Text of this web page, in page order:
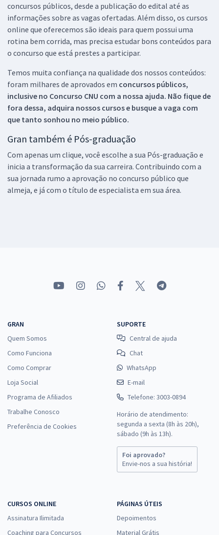
concursos públicos, desde a publicação do edital até as
informações sobre as vagas ofertadas. Além disso, os cursos
online que oferecemos são ideais para quem possui uma
rotina bem corrida, mas precisa estudar bons conteúdos para
o concurso que está prestes a participar.
Temos muita confiança na qualidade dos nossos conteúdos:
foram milhares de aprovados em concursos públicos,
inclusive no Concurso CNU com a nossa ajuda. Não fique de
fora dessa, adquira nossos cursos e busque a vaga com
que tanto sonhou no meio público.
Gran também é Pós-graduação
Com apenas um clique, você escolhe a sua Pós-graduação e
inicia a transformação da sua carreira. Contribuindo com a
sua jornada rumo a aprovação no concurso público que
almeja, e já com o título de especialista em sua área.
GRAN
Quem Somos
Como Funciona
Como Comprar
Loja Social
Programa de Afiliados
Trabalhe Conosco
Preferência de Cookies
SUPORTE
Central de ajuda
Chat
WhatsApp
E-mail
Telefone: 3003-0894
Horário de atendimento:
segunda a sexta (8h às 20h),
sábado (9h às 13h).
Foi aprovado?
Envie-nos a sua história!
CURSOS ONLINE
Assinatura Ilimitada
Coaching para Concursos
PÁGINAS ÚTEIS
Depoimentos
Material Grátis